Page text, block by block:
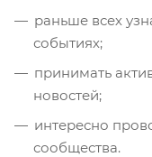
раньше всех
событиях;
принимать
новостей;
интересно
сообщества.